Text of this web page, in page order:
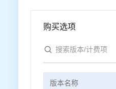
购买选项
版本名称